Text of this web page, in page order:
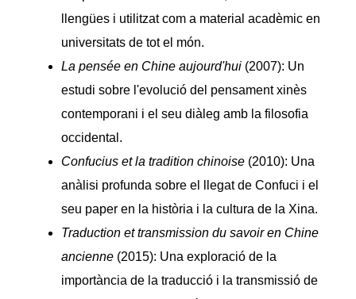
llengües i utilitzat com a material acadèmic en
universitats de tot el món.
La pensée en Chine aujourd'hui (2007): Un
estudi sobre l'evolució del pensament xinès
contemporani i el seu diàleg amb la filosofia
occidental.
Confucius et la tradition chinoise(2010): Una
anàlisi profunda sobre el llegat de Confuci i el
seu paper en la història i la cultura de la Xina.
Traduction et transmission du savoir en Chine
ancienne(2015): Una exploració de la
importància de la traducció i la transmissió de